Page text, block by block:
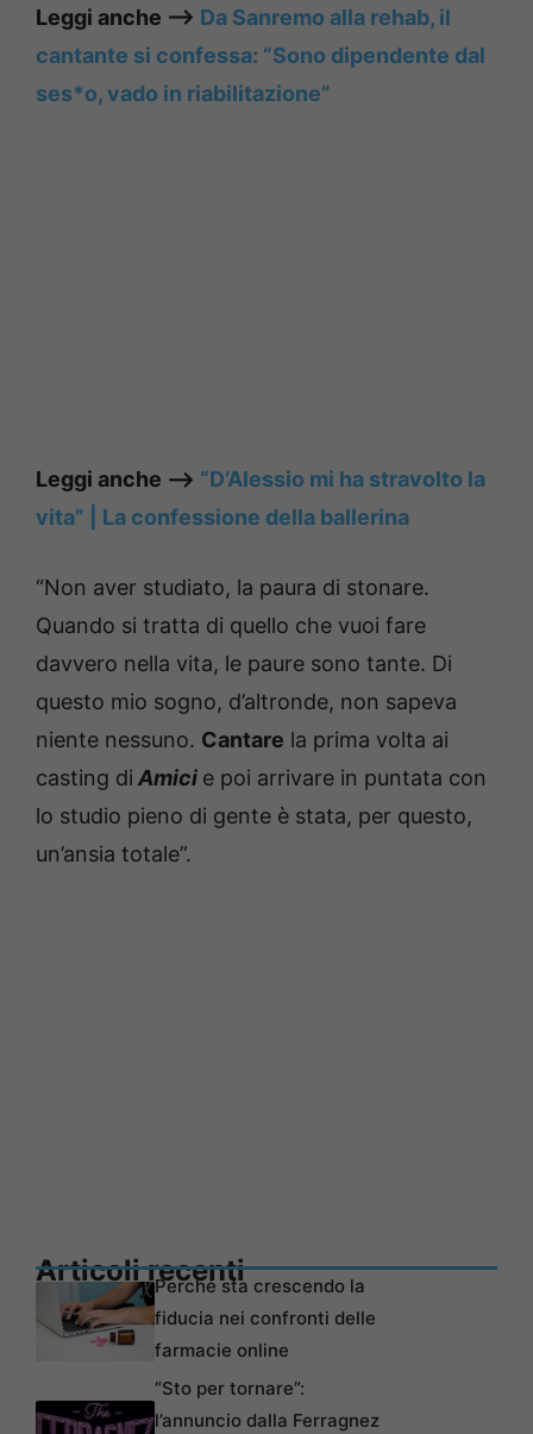
Leggi anche —–> Da Sanremo alla rehab, il
cantante si confessa: “Sono dipendente dal
ses*o, vado in riabilitazione”
Leggi anche —–> “D’Alessio mi ha stravolto la
vita” | La confessione della ballerina
“Non aver studiato, la paura di stonare.
Quando si tratta di quello che vuoi fare
davvero nella vita, le paure sono tante. Di
questo mio sogno, d’altronde, non sapeva
niente nessuno. Cantare la prima volta ai
casting di Amici e poi arrivare in puntata con
lo studio pieno di gente è stata, per questo,
un’ansia totale”.
Articoli recentiPerché sta crescendo la
fiducia nei confronti delle
farmacie online
“Sto per tornare”:
l’annuncio dalla Ferragnez